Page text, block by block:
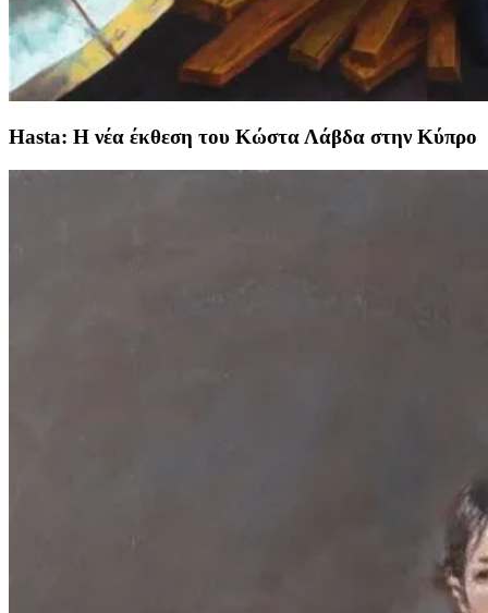
Hasta: Η νέα έκθεση του Κώστα Λάβδα στην Κύπρο